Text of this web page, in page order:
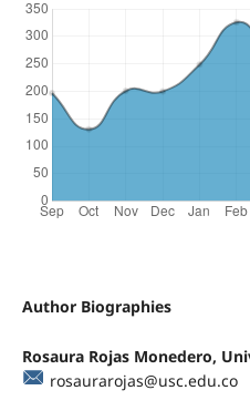
Author Biographies
Rosaura Rojas Monedero,
rosaurarojas@usc.edu.co